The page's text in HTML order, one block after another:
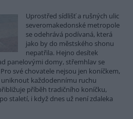
Uprostřed sídlišť a rušných ulic
severomakedonské metropole
se odehrává podívaná, která
jako by do městského shonu
nepatřila. Hejno desítek
panelovými domy, střemhlav se
své chovatele nejsou jen koníčkem,
uniknout každodennímu ruchu
příběh tradičního koníčku,
staletí, i když dnes už není zdaleka